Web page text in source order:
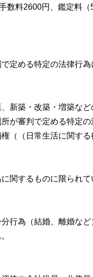
数料2600円、鑑定料
定める特定の法律行
新築・改築・増築な
が審判で定める特定
（（日常生活に関する
関するものに限られ
行為（結婚、離婚な